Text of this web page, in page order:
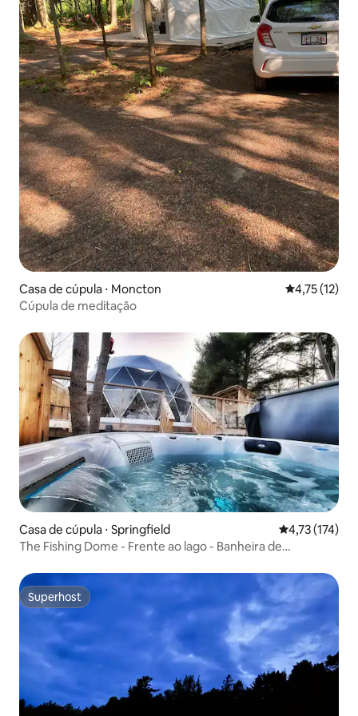
Casa de cúpula ⋅ Moncton 4,75 de uma
4,75 (12)
Cúpula de meditação
Casa de cúpula ⋅ Springfield 4,73 de uma
4,73 (174)
The Fishing Dome - Frente ao lago - Banheira de
Superhost
Superhost